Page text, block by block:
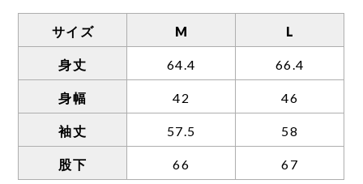
ひだまり肌着の場合、股上が深く、前股上と
後股上のサイズ差が大きいため、独自の計測
方法を用いております。
合は表示サイズに約3〜5センチほどプラスし
た長さとなります。
また、以下の理由からボトムの丈が短めの設
サイズ M L
身丈 64.4 66.4
身幅 42 46
袖丈 57.5 58
股下 66 67